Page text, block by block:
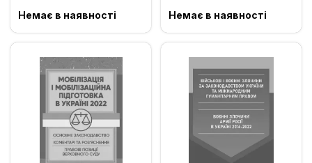
Немає в наявності Немає в наявності